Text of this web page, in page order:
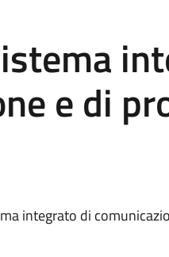
e di
integrato di